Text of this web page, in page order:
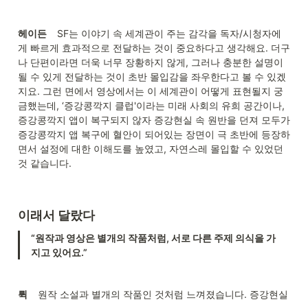
헤이든 SF는 이야기 속 세계관이 주는 감각을 독자/시청자에
게 빠르게 효과적으로 전달하는 것이 중요하다고 생각해요. 더구
나 단편이라면 더욱 너무 장황하지 않게, 그러나 충분한 설명이
될 수 있게 전달하는 것이 초반 몰입감을 좌우한다고 볼 수 있겠
지요. 그런 면에서 영상에서는 이 세계관이 어떻게 표현될지 궁
금했는데, ‘증강콩깍지 클럽'이라는 미래 사회의 유희 공간이나,
증강콩깍지 앱이 복구되지 않자 증강현실 속 원반을 던져 모두가
증강콩깍지 앱 복구에 혈안이 되어있는 장면이 극 초반에 등장하
면서 설정에 대한 이해도를 높였고, 자연스레 몰입할 수 있었던
것 같습니다.
이래서 달랐다
“원작과 영상은 별개의 작품처럼, 서로 다른 주제 의식을 가
지고 있어요.”
뤽 원작 소설과 별개의 작품인 것처럼 느껴졌습니다. 증강현실